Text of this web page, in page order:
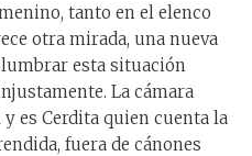
tanto en el elenco
otra mirada, una nueva
esta situación
La cámara
es Cerdita quien cuenta la
fuera de cánones